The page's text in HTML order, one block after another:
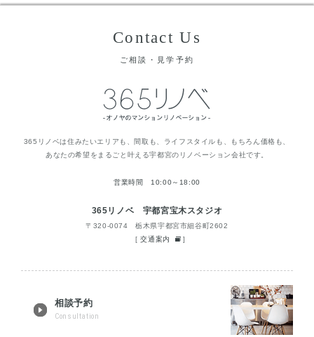
Contact Us
ご相談・見学予約
365リノベは住みたいエリアも、間取も、ライフスタイルも、もちろん価格も、
あなたの希望をまるごと叶える宇都宮のリノベーション会社です。
営業時間 10:00～18:00
365リノベ 宇都宮宝木スタジオ
〒320-0074 栃木県宇都宮市細谷町2602
[交通案内 ]
相談予約
Consultation